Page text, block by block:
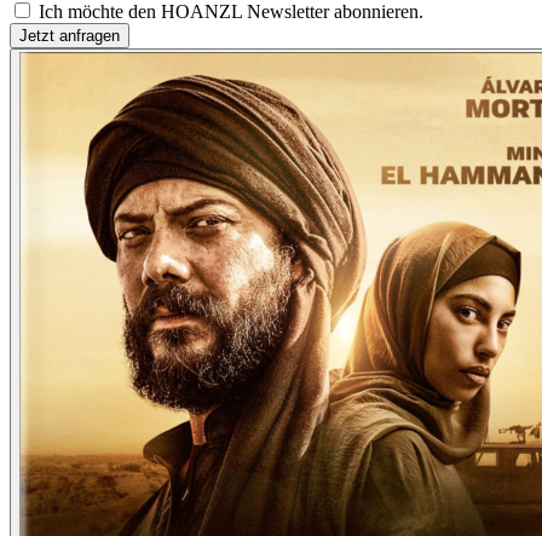
Ich möchte den HOANZL Newsletter abonnieren.